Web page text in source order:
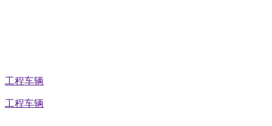
工程车辆
工程车辆